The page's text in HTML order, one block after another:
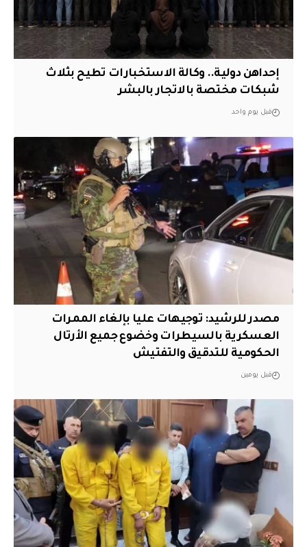
إحداهن دولية.. وكالة الاستخبارات تطيح بثلاث
شبكات مختصة بالاتجار بالبشر
قبل يوم واحد
مصدر للرشيد: توجيهات عليا بإلغاء الممرات
العسكرية بالسيطرات وخضوع جميع الأرتال
الحكومية للتدقيق والتفتيش
قبل يومين